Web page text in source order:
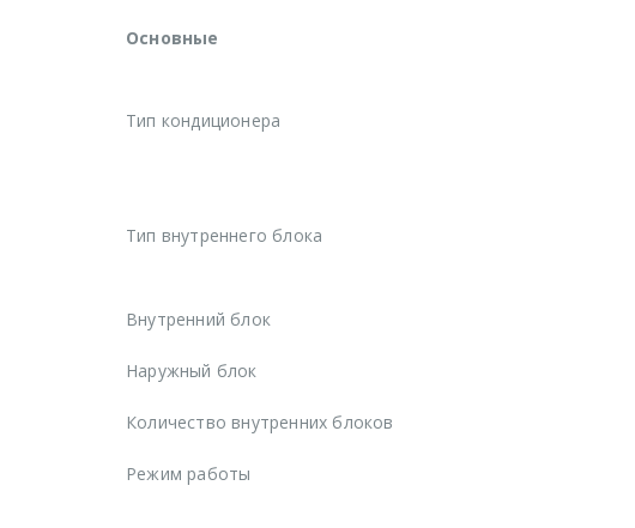
Основные
Тип кондиционера
Тип внутреннего блока
Внутренний блок
Наружный блок
Количество внутренних блоков
Режим работы